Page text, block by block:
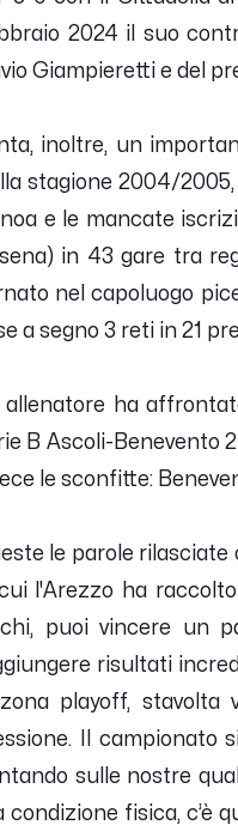
2024 il suo
Giampieretti e del
inoltre, un
stagione 2004/
e le mancate
in 43 gare tra
nel capoluogo
a segno 3 reti in 21
allenatore ha
B Ascoli-Benevento
le sconfitte:
le parole rilasciate
l'Arezzo ha
puoi vincere un
risultati
playoff, stavolta
Il campionato
sulle nostre
condizione fisica, c’è